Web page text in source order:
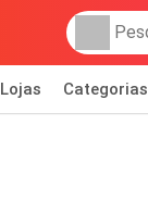
Lojas Categorias